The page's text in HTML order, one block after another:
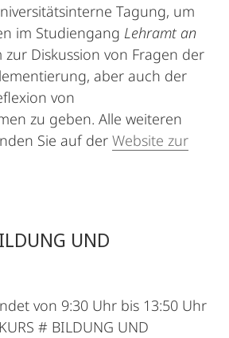
Tagung, um
im Studiengang Lehramt an
zur Diskussion von Fragen der
aber auch der
von
zu geben. Alle weiteren
Sie auf der Website zur
UND
von 9:30 Uhr bis 13:50 Uhr
# BILDUNG UND